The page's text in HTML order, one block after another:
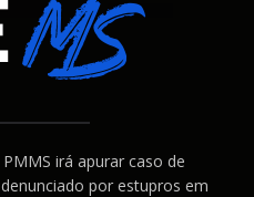
irá apurar caso de
por estupros em